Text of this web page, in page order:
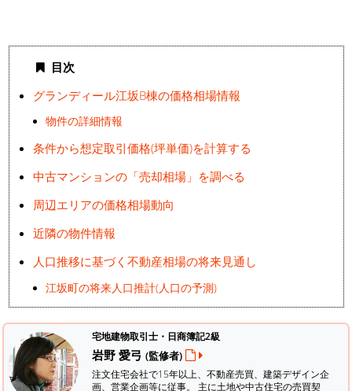
目次
グランディール江坂B棟の価格相場情報
物件の詳細情報
条件から想定取引価格(坪単価)を計算する
中古マンションの「売却相場」を調べる
周辺エリアの価格相場動向
近隣の物件情報
人口推移に基づく不動産相場の将来見通し
江坂町の将来人口推計(人口の予測)
宅地建物取引士・日商簿記2級
岩野 愛弓 (監修者)
注文住宅会社で15年以上、不動産売買、建築デザイン企
画、営業企画等に従事。 主に土地や中古住宅の売買契